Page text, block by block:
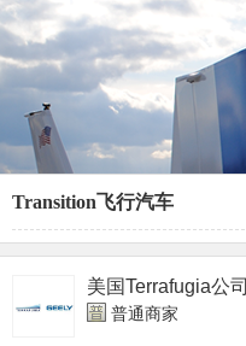
Transition飞行汽车
美国Terrafugia公司
普通商家